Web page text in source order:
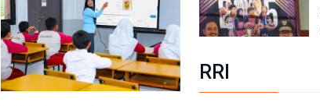
RRI